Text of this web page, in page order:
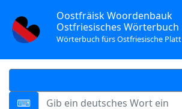
Oostfräisk Woordenbauk
Ostfriesisches Wörterbuch
Wörterbuch fürs Ostfriesische Platt